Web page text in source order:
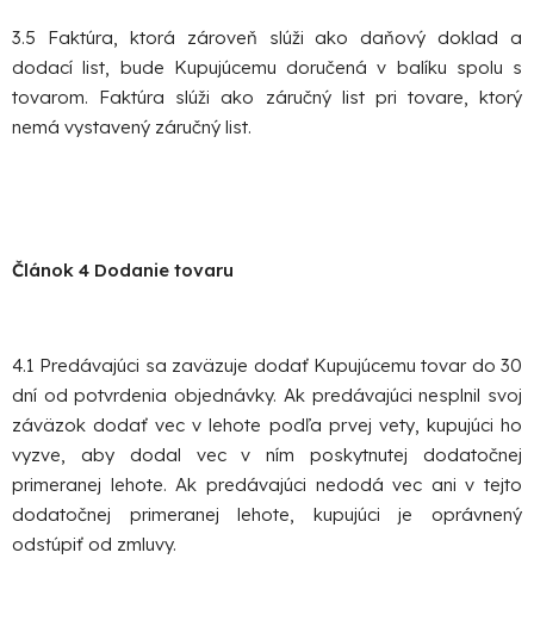
3.5 Faktúra, ktorá zároveň slúži ako daňový doklad a
dodací list, bude Kupujúcemu doručená v balíku spolu s
tovarom. Faktúra slúži ako záručný list pri tovare, ktorý
nemá vystavený záručný list.
Článok 4 Dodanie tovaru
4.1 Predávajúci sa zaväzuje dodať Kupujúcemu tovar do 30
dní od potvrdenia objednávky. Ak predávajúci nesplnil svoj
záväzok dodať vec v lehote podľa prvej vety, kupujúci ho
vyzve, aby dodal vec v ním poskytnutej dodatočnej
primeranej lehote. Ak predávajúci nedodá vec ani v tejto
dodatočnej primeranej lehote, kupujúci je oprávnený
odstúpiť od zmluvy.